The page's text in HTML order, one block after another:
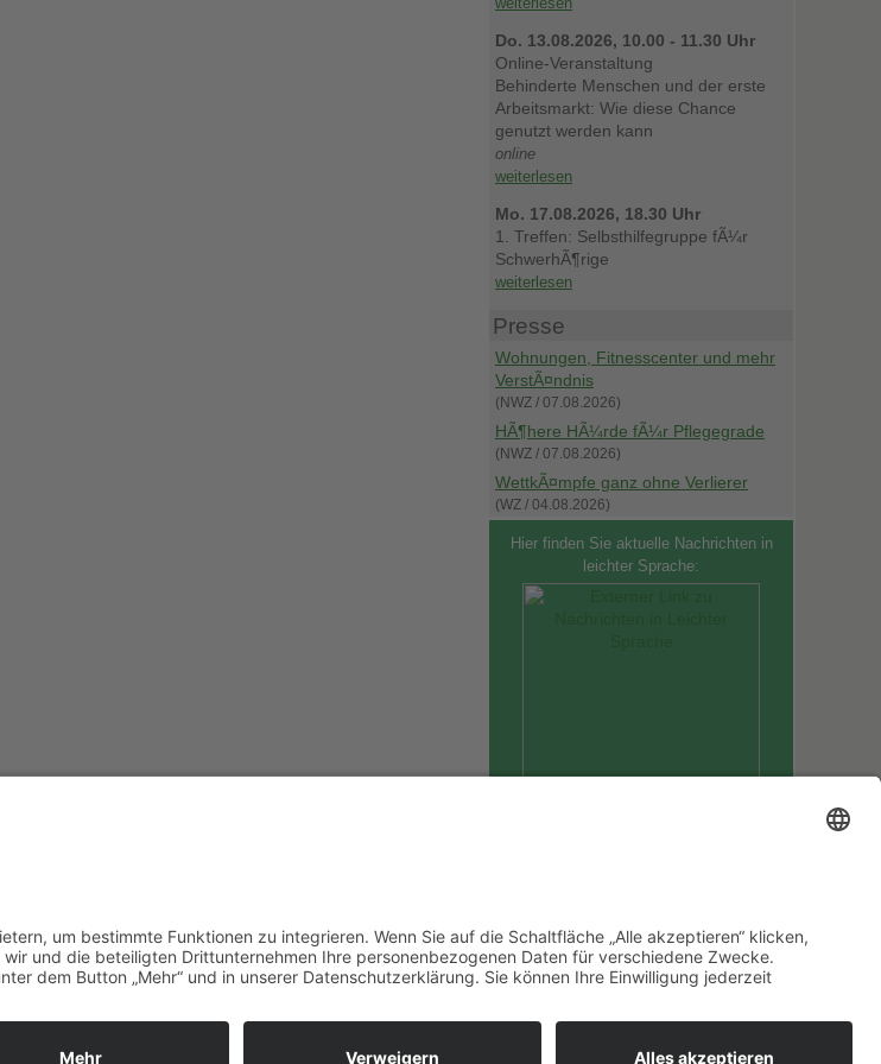
Do. 13.08.2026, 10.00 - 11.30 Uhr
Online-Veranstaltung
Behinderte Menschen und der erste
Arbeitsmarkt: Wie diese Chance
genutzt werden kann
online
weiterlesen
Mo. 17.08.2026, 18.30 Uhr
1. Treffen: Selbsthilfegruppe fÃ¼r
SchwerhÃ¶rige
weiterlesen
Presse
Wohnungen, Fitnesscenter und mehr
VerstÃ¤ndnis
(NWZ / 07.08.2026)
HÃ¶here HÃ¼rde fÃ¼r Pflegegrade
(NWZ / 07.08.2026)
WettkÃ¤mpfe ganz ohne Verlierer
(WZ / 04.08.2026)
Hier finden Sie aktuelle Nachrichten in
leichter Sprache:
drucken•top
Cookie-Einstellungen